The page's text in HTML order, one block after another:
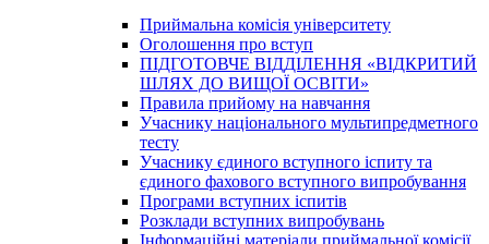
Приймальна комісія університету
Оголошення про вступ
ПІДГОТОВЧЕ ВІДДІЛЕННЯ «ВІДКРИТИЙ
ШЛЯХ ДО ВИЩОЇ ОСВІТИ»
Правила прийому на навчання
Учаснику національного мультипредметного
тесту
Учаснику єдиного вступного іспиту та
єдиного фахового вступного випробування
Програми вступних іспитів
Розклади вступних випробувань
Інформаційні матеріали приймальної комісії